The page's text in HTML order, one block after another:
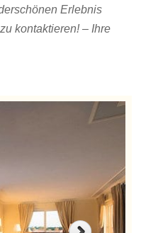
Erlebnis
kontaktieren! – Ihre